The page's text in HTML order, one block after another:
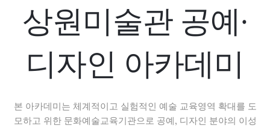
상원미술관 공예·
디자인 아카데미
본 아카데미는 체계적이고 실험적인 예술 교육영역 확대를 도
모하고 위한 문화예술교육기관으로 공예, 디자인 분야의 이성